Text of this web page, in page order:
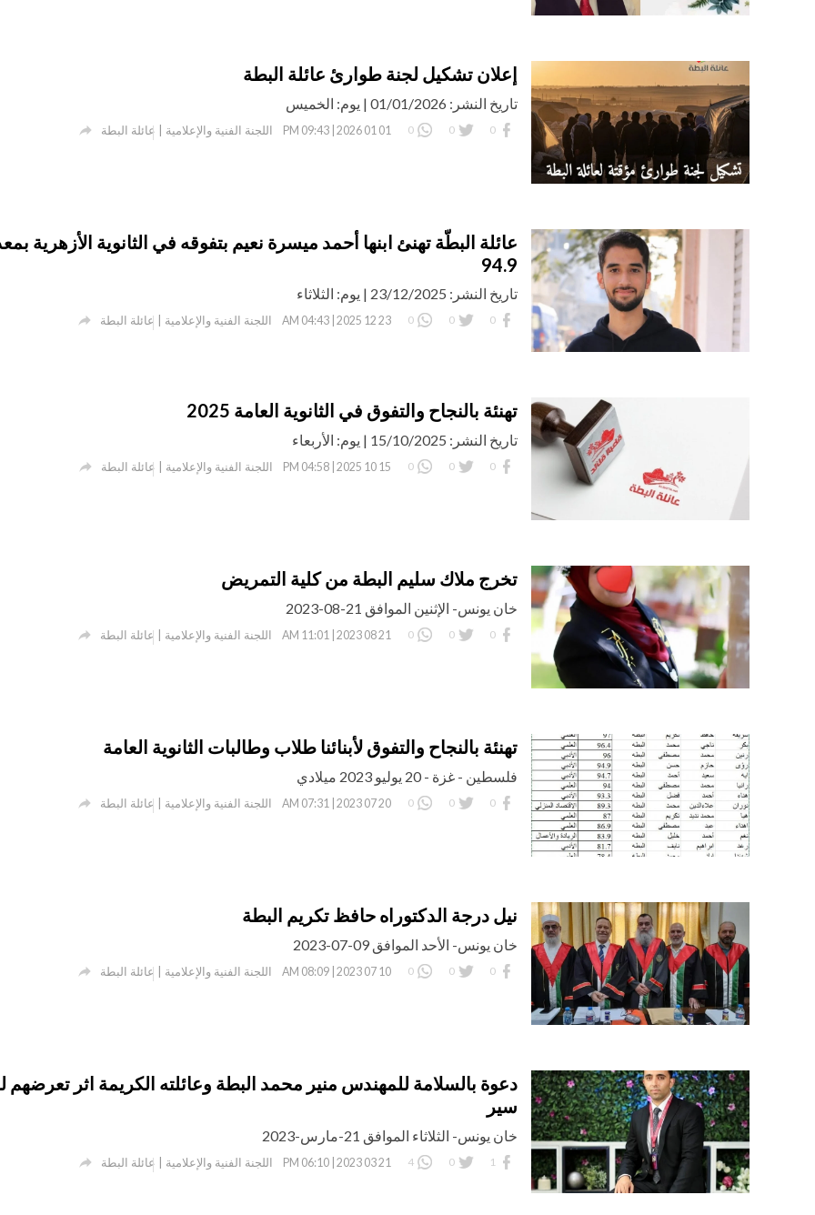
إعلان تشكيل لجنة طوارئ عائلة البطة
تاريخ النشر: 01/01/2026 | يوم: الخميس
0
0
0
01 01 2026 | 09:43 PM اللجنة الفنية والإعلامية | عائلة البطة 
عائلة البطّة تهنئ ابنها أحمد ميسرة نعيم بتفوقه في الثانوية الأزهرية
94.9
تاريخ النشر: 23/12/2025 | يوم: الثلاثاء
0
0
0
23 12 2025 | 04:43 AM اللجنة الفنية والإعلامية | عائلة البطة 
تهنئة بالنجاح والتفوق في الثانوية العامة 2025
تاريخ النشر: 15/10/2025 | يوم: الأربعاء
0
0
0
15 10 2025 | 04:58 PM اللجنة الفنية والإعلامية | عائلة البطة 
تخرج ملاك سليم البطة من كلية التمريض
خان يونس- الإثنين الموافق 21-08-2023
0
0
0
21 08 2023 | 11:01 AM اللجنة الفنية والإعلامية | عائلة البطة 
تهنئة بالنجاح والتفوق لأبنائنا طلاب وطالبات الثانوية العامة
فلسطين - غزة - 20 يوليو 2023 ميلادي
0
0
0
20 07 2023 | 07:31 AM اللجنة الفنية والإعلامية | عائلة البطة 
نيل درجة الدكتوراه حافظ تكريم البطة
خان يونس- الأحد الموافق 09-07-2023
0
0
0
10 07 2023 | 08:09 AM اللجنة الفنية والإعلامية | عائلة البطة 
دعوة بالسلامة للمهندس منير محمد البطة وعائلته الكريمة اثر تعرضهم
سير
خان يونس- الثلاثاء الموافق 21-مارس-2023
1
0
4
21 03 2023 | 06:10 PM اللجنة الفنية والإعلامية | عائلة البطة 